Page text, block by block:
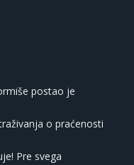
postao je
o praćenosti
Pre svega